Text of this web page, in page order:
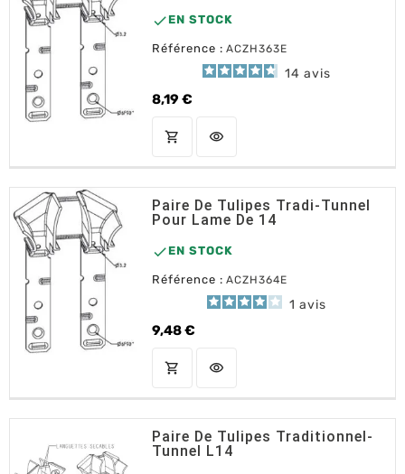
 EN STOCK
Référence : ACZH363E
14 avis
8,19 €
Prix
shopping_cart AJOUTER AU PANIER
visibility
Paire De Tulipes Tradi-Tunnel
Pour Lame De 14
 EN STOCK
Référence : ACZH364E
1 avis
9,48 €
Prix
shopping_cart AJOUTER AU PANIER
visibility
Paire De Tulipes Traditionnel-
Tunnel L14